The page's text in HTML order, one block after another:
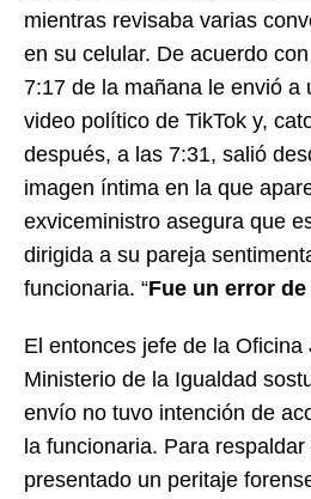
mientras revisaba varias
en su celular. De acuerdo
7:17 de la mañana le envió a
video político de TikTok y,
después, a las 7:31, salió
imagen íntima en la que
exviceministro asegura que
dirigida a su pareja
funcionaria. “Fue un error
El entonces jefe de la Oficina
Ministerio de la Igualdad
envío no tuvo intención de
la funcionaria. Para
presentado un peritaje